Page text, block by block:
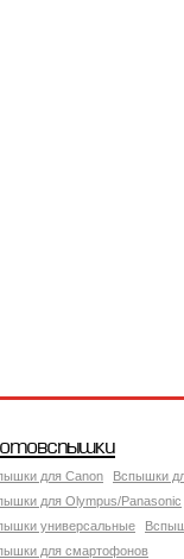
для Canon Вспышки
для Olympus/Panasonic
универсальные
для смартофонов